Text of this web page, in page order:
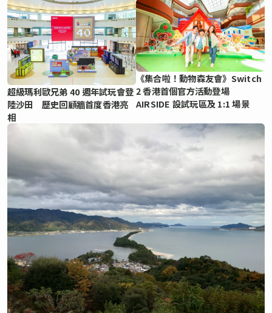
超級瑪利歐兄弟 40 週年試玩會登
陸沙田 歷史回顧牆首度香港亮
相
《集合啦！動物森友會》Switch
2 香港首個官方活動登場
AIRSIDE 設試玩區及 1:1 場景